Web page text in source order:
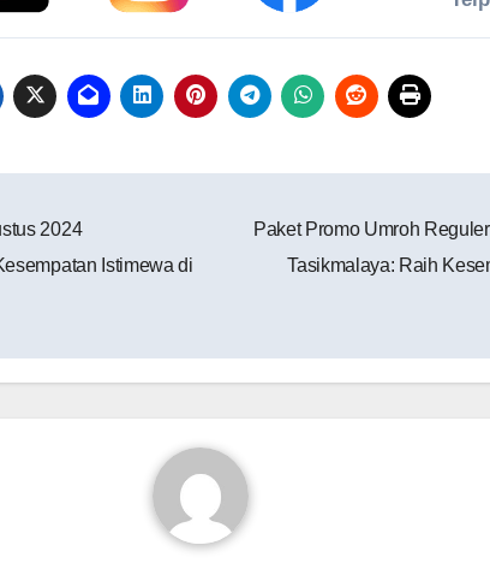
2024
Istimewa di
Paket Promo Umroh
Tasikmalaya: Raih